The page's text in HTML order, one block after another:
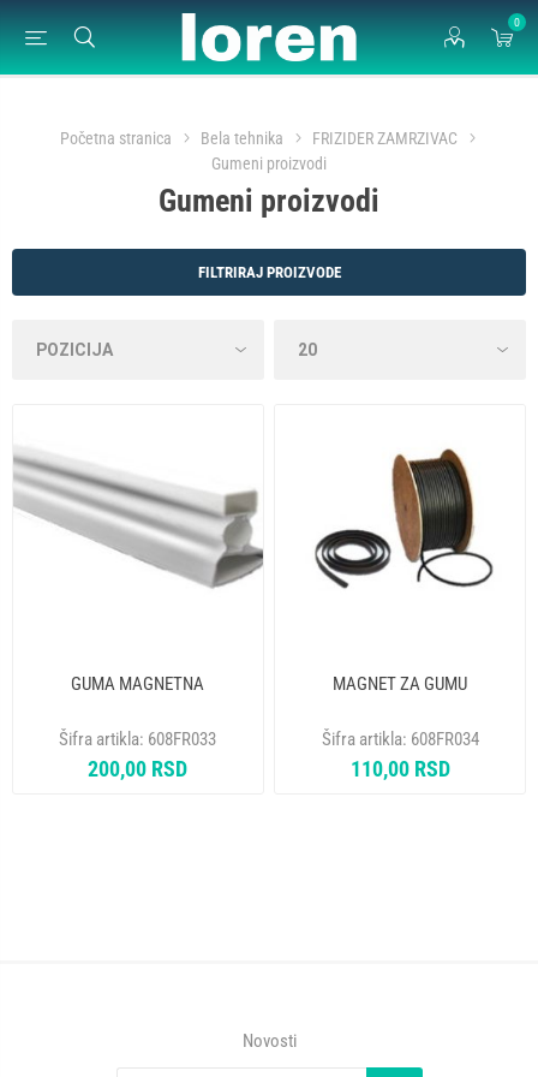
0
Početna stranica Bela tehnika
FRIZIDER ZAMRZIVAC
Gumeni proizvodi
Gumeni proizvodi
FILTRIRAJ PROIZVODE
GUMA MAGNETNA
Šifra artikla: 608FR033
200,00 RSD
MAGNET ZA GUMU
Šifra artikla: 608FR034
110,00 RSD
Novosti